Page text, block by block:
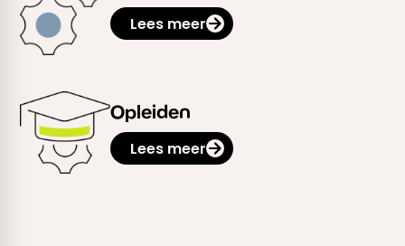
Lees meer
Opleiden
Lees meer